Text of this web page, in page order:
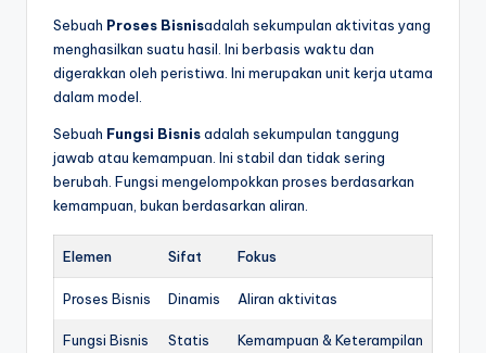
Sebuah Proses Bisnisadalah sekumpulan aktivitas yang
menghasilkan suatu hasil. Ini berbasis waktu dan
digerakkan oleh peristiwa. Ini merupakan unit kerja utama
dalam model.
Sebuah Fungsi Bisnisadalah sekumpulan tanggung
jawab atau kemampuan. Ini stabil dan tidak sering
berubah. Fungsi mengelompokkan proses berdasarkan
kemampuan, bukan berdasarkan aliran.
Elemen Sifat Fokus
Proses Bisnis Dinamis Aliran aktivitas
Fungsi Bisnis Statis Kemampuan & Keterampilan